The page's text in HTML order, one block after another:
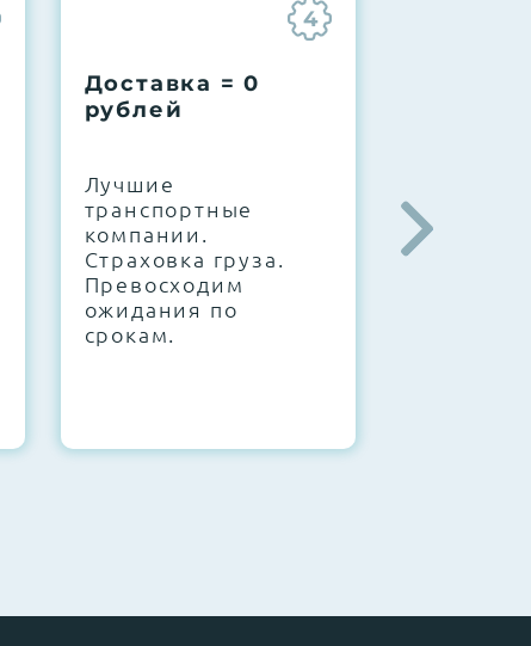
4
Доставка = 0
рублей
Лучшие
транспортные
компании.
Страховка груза.
Превосходим
ожидания по
срокам.
штате.
10000+